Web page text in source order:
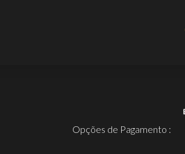
Opções de Pagamento :